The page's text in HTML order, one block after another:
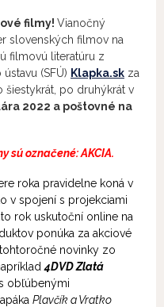
filmy! Vianočný
slovenských filmov na
filmovú literatúru z
(SFÚ) Klapka.sk za
šiestykrát, po druhýkrát v
2022 a poštovné na
sú označené: AKCIA.
roka pravidelne koná v
v spojení s projekciami
rok uskutoční online na
ponúka za akciové
novinky zo
4DVD Zlatá
obľúbenými
Plavčík a Vratko